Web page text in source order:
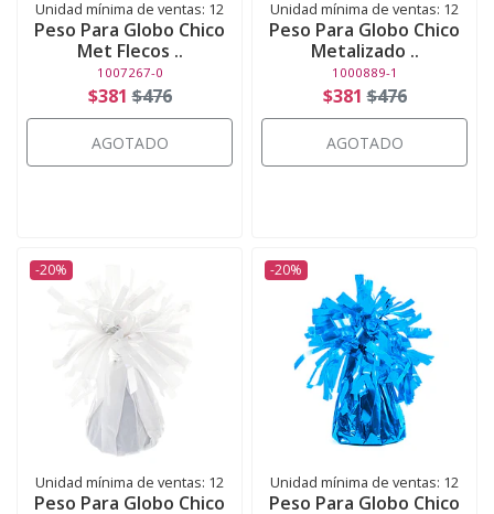
Unidad mínima de ventas: 12
Peso Para Globo Chico
Met Flecos ..
1007267-0
$381 $476
AGOTADO
Unidad mínima de ventas: 12
Peso Para Globo Chico
Metalizado ..
1000889-1
$381 $476
AGOTADO
-20%
Unidad mínima de ventas: 12
Peso Para Globo Chico
-20%
Unidad mínima de ventas: 12
Peso Para Globo Chico